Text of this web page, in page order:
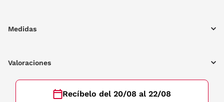
Medidas
Valoraciones
Recíbelo del 20/08 al 22/08